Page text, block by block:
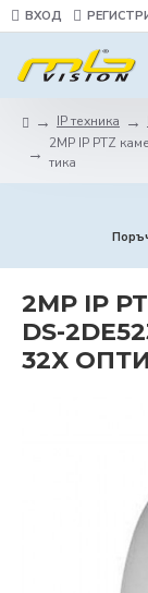
ВХОД
IP техника
2MP IP PTZ
тика
2MP IP
DS-
32X